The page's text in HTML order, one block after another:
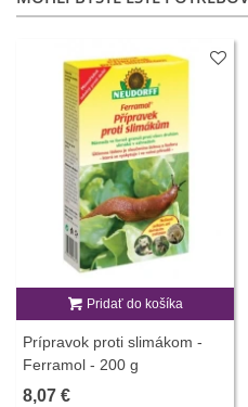
Pridať do košíka
Prípravok proti slimákom -
Ferramol - 200 g
8,07 €